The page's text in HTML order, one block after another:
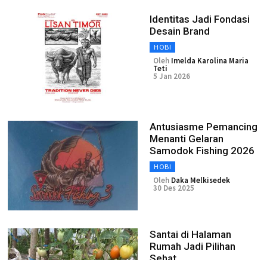
Identitas Jadi Fondasi
Desain Brand
HOBI
Oleh Imelda Karolina Maria
Teti
5 Jan 2026
Antusiasme Pemancing
Menanti Gelaran
Samodok Fishing 2026
HOBI
Oleh Daka Melkisedek
30 Des 2025
Santai di Halaman
Rumah Jadi Pilihan